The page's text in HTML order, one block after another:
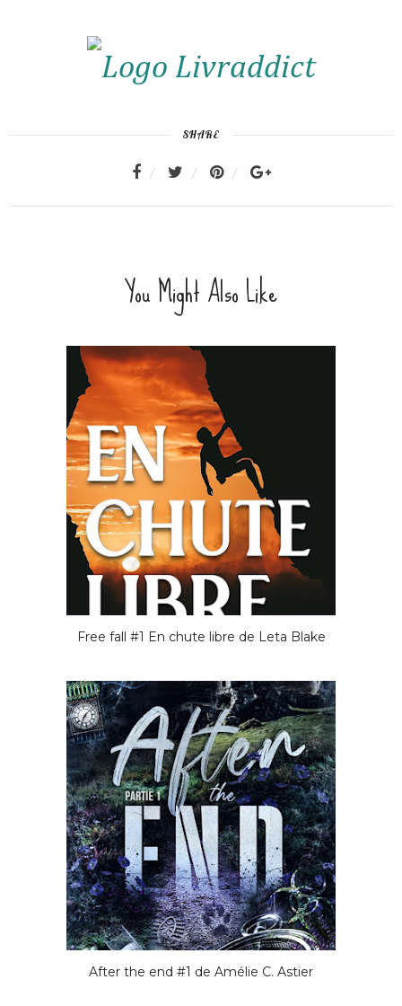
SHARE
You Might Also Like
Free fall #1 En chute libre de Leta Blake
After the end #1 de Amélie C. Astier